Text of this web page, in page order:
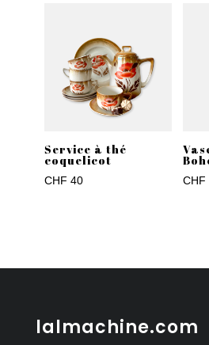
Service à thé
coquelicot
CHF 40 CHF
lalmachine.com